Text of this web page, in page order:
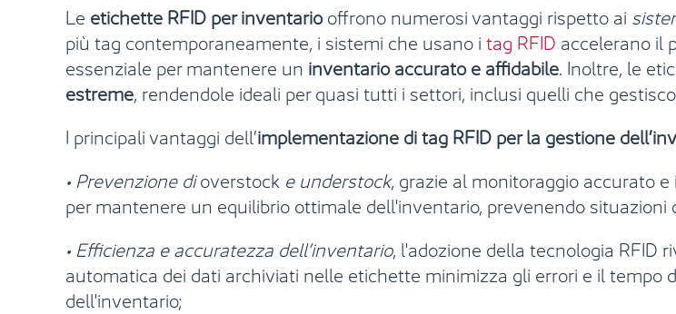
Le etichette RFID per inventariooffrono numerosi vantaggi rispetto ai
più tag contemporaneamente, i sistemi che usano itag RFID accelerano il
essenziale per mantenere un inventario accurato e affidabile. Inoltre, le
estreme, rendendole ideali per quasi tutti i settori, inclusi quelli che
I principali vantaggi dell’implementazione di tag RFID per la gestione
• Prevenzione dioverstock e understock, grazie al monitoraggio accurato
per mantenere un equilibrio ottimale dell'inventario, prevenendo
• Efficienza e accuratezza dell’inventario, l'adozione della tecnologia RFID
automatica dei dati archiviati nelle etichette minimizza gli errori e il tempo
dell'inventario;